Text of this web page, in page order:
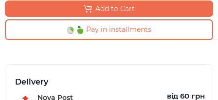
Add to Cart
Pay in installments
Delivery
Nova Post від 60 грн